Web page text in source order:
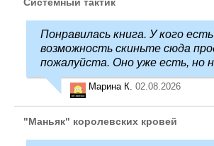
Понравилась книга. У кого
возможность скиньте сюда
пожалуйста. Оно уже есть, но
Марина К. 02.08.2026
"Маньяк" королевских кровей